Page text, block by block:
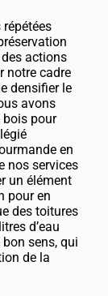
des actions
notre cadre
densifier le
avons
bois pour
en
nos services
un élément
pour en
des toitures
d’eau
sens, qui
de la